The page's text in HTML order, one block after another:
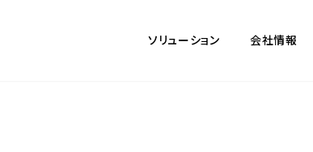
ソリューション 会社情報